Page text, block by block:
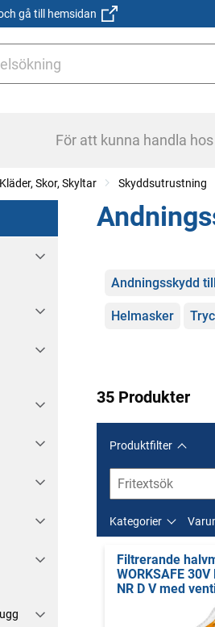
gå till hemsidan
För att kunna handla
Skor, Skyltar Skyddsutrustning
Kategorier
Andningsskydd
Helmasker
35 Produkter
Produktfilter
Kategorier
Filtrerande
WORKSAFE 30V
NR D V med